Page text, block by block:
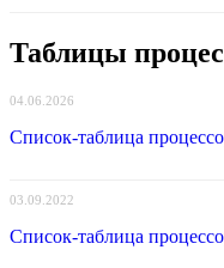
Таблицы
04.06.2026
Список-таблица
03.09.2022
Список-таблица